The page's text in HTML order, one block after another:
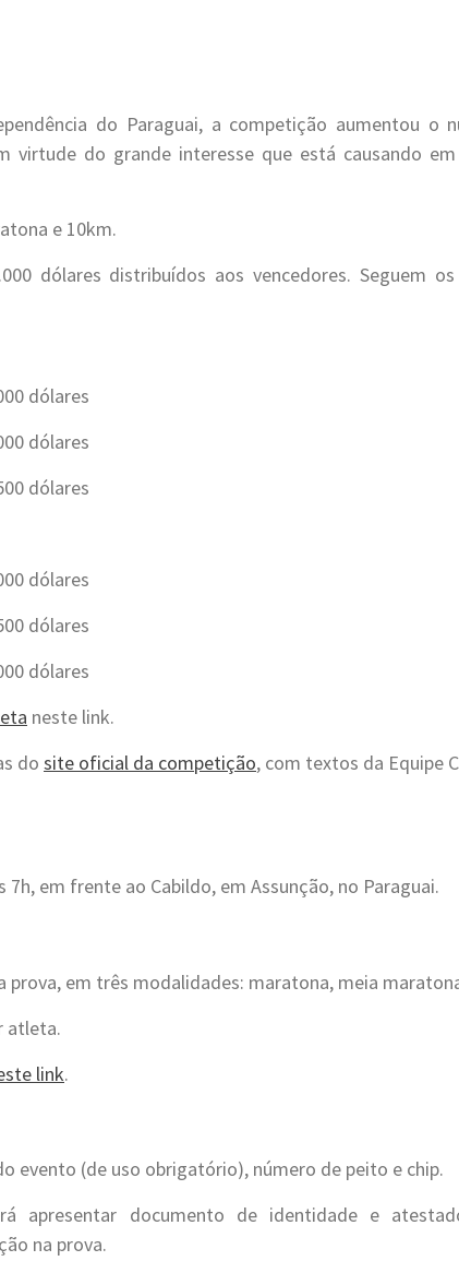
do Paraguai, a competição aumentou o
virtude do grande interesse que está causando
e 10km.
dólares distribuídos aos vencedores. Seguem os
dólares
dólares
dólares
dólares
dólares
dólares
neste link.
do site oficial da competição, com textos da Equipe
em frente ao Cabildo, em Assunção, no Paraguai.
prova, em três modalidades: maratona, meia
atleta.
link.
evento (de uso obrigatório), número de peito e chip.
apresentar documento de identidade e
na prova.